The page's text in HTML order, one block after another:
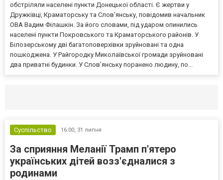
обстріляли населені пункти Донецької області. Є жертви у
Дружківці, Краматорську та Слов’янську, повідомив начальник
ОВА Вадим Філашкін. За його словами, під ударом опинились
населені пункти Покровського та Краматорського районів. У
Білозерському дві багатоповерхівки зруйновані та одна
пошкоджена. У Райгородку Миколаївської громади зруйновані
два приватні будинки. У Слов’янську поранено людину, по...
Суспільство 16:00, 31 липня
За сприяння Меланії Трамп п'ятеро
українських дітей возз'єдналися з
родинами